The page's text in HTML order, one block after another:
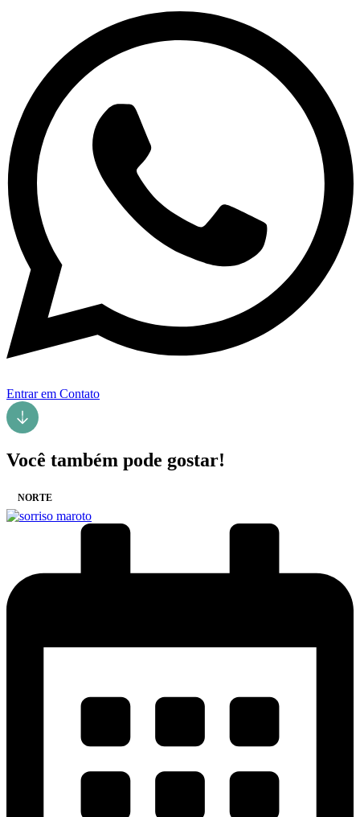
Entrar em Contato
Você também pode gostar!
NORTE